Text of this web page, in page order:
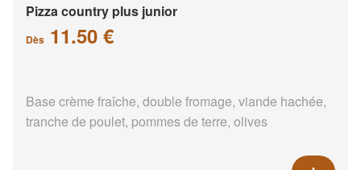
Pizza country plus junior
Dès 11.50 €
Base crème fraîche, double fromage, viande hachée,
tranche de poulet, pommes de terre, olives